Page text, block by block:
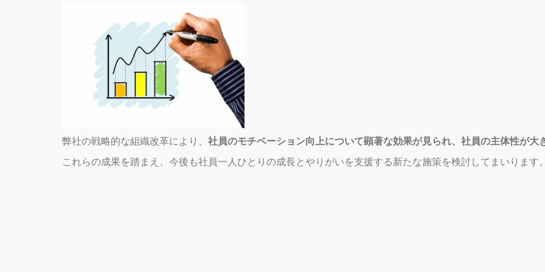
弊社の戦略的な組織改革により、 社員のモチベーション向上について顕著な効果が見られ、社員の主体性が大
これらの成果を踏まえ、今後も社員一人ひとりの成長とやりがいを支援する新たな施策を検討してまいります。